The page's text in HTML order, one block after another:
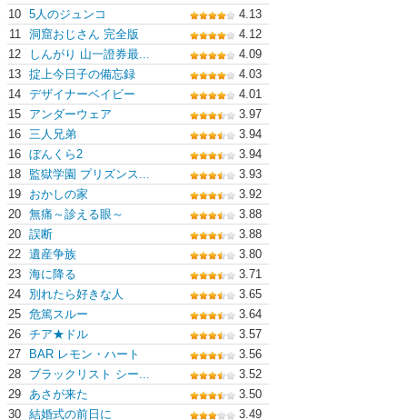
10 5人のジュンコ
4.13
11
洞窟おじさん 完全版
4.12
12
しんがり 山一證券最...
4.09
13 掟上今日子の備忘録
4.03
14 デザイナーベイビー
4.01
15
アンダーウェア
3.97
16 三人兄弟
3.94
16 ぼんくら2
3.94
18
監獄学園 プリズンス...
3.93
19
おかしの家
3.92
20 無痛～診える眼～
3.88
20 誤断
3.88
22 遺産争族
3.80
23 海に降る
3.71
24
別れたら好きな人
3.65
25 危篤スルー
3.64
26 チア★ドル
3.57
27
BAR レモン・ハート
3.56
28
ブラックリスト シー...
3.52
29 あさが来た
3.50
30 結婚式の前日に
3.49